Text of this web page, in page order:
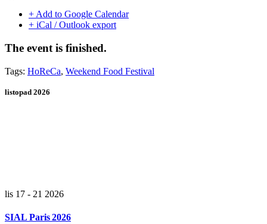
+ Add to Google Calendar
+ iCal / Outlook export
The event is finished.
Tags: HoReCa, Weekend Food Festival
listopad 2026
lis 17 - 21 2026
SIAL Paris 2026